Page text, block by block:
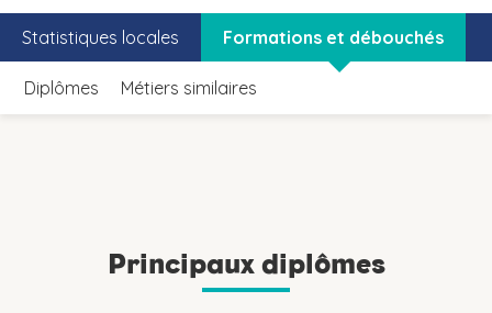
Statistiques locales Formations et débouchés
Diplômes Métiers similaires
Principaux diplômes